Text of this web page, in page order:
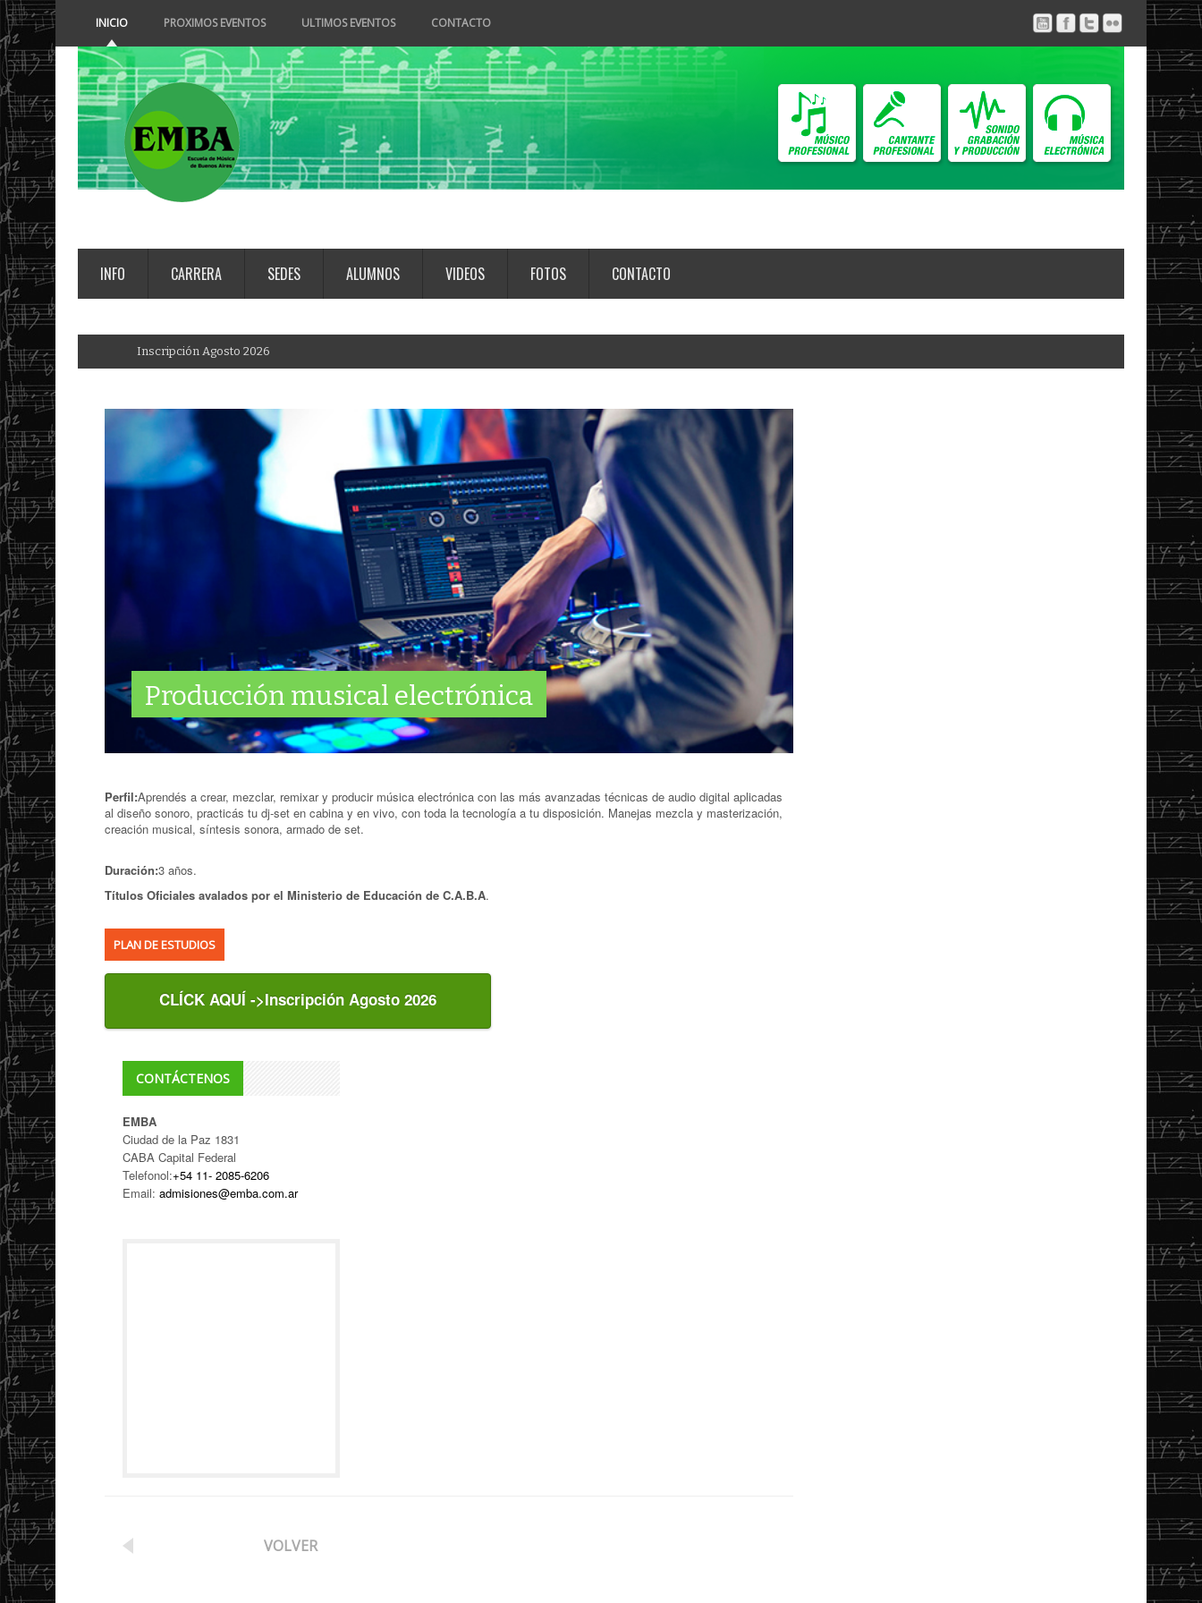
INICIO PROXIMOS EVENTOS ULTIMOS EVENTOS CONTACTO
INFO CARRERA SEDES ALUMNOS VIDEOS FOTOS CONTACTO
Insc_
Producción musical electrónica
Perfil:Aprendés a crear, mezclar, remixar y producir música electrónica con las más avanzadas técnicas de audio digital aplicadas
al diseño sonoro, practicás tu dj-set en cabina y en vivo, con toda la tecnología a tu disposición. Manejas mezcla y masterización,
creación musical, síntesis sonora, armado de set.
Duración:3 años.
Títulos Oficiales avalados por el Ministerio de Educación de C.A.B.A.
PLAN DE ESTUDIOS
CLÍCK AQUÍ ->Inscripción Agosto 2026
CONTÁCTENOS
EMBA
Ciudad de la Paz 1831
CABA Capital Federal
Telefonol:+54 11- 2085-6206
Email: admisiones@emba.com.ar
VOLVER